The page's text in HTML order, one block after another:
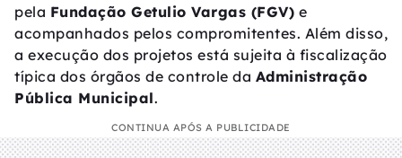
pela Fundação Getulio Vargas (FGV) e
acompanhados pelos compromitentes. Além disso,
a execução dos projetos está sujeita à fiscalização
típica dos órgãos de controle da Administração
Pública Municipal.
CONTINUA APÓS A PUBLICIDADE